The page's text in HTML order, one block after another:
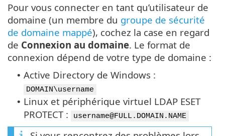
Pour vous connecter en tant qu’utilisateur de
domaine (un membre du groupe de sécurité
de domaine mappé), cochez la case en regard
de Connexion au domaine. Le format de
connexion dépend de votre type de domaine :
• Active Directory de Windows :
DOMAIN\username
• Linux et périphérique virtuel LDAP ESET
PROTECT :
username@FULL.DOMAIN.NAME